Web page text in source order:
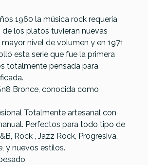
1960 la música rock requería
los platos tuvieran nuevas
nivel de volumen y en 1971
esta serie que fue la primera
totalmente pensada para
Bronce, conocida como
Totalmente artesanal con
Perfectos para todo tipo de
Rock , Jazz Rock, Progresiva,
y nuevos estilos.
Classic
Ride
Sizzle 22
John
Blackwell
Ride Jazz
22'
Jazz Ride
22